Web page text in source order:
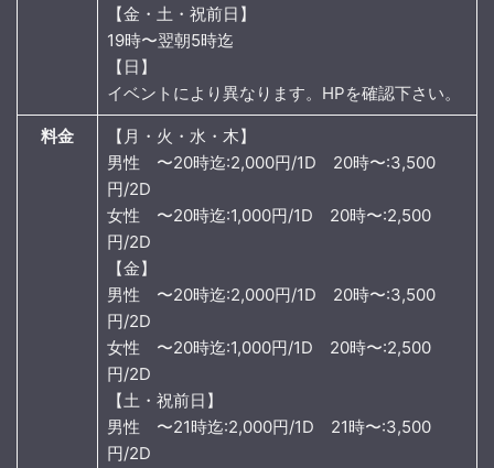
【金・土・祝前日】
19時〜翌朝5時迄
【日】
イベントにより異なります。HPを確認下さい。
料金
【月・火・水・木】
男性 〜20時迄:2,000円/1D 20時〜:3,500
円/2D
女性 〜20時迄:1,000円/1D 20時〜:2,500
円/2D
【金】
男性 〜20時迄:2,000円/1D 20時〜:3,500
円/2D
女性 〜20時迄:1,000円/1D 20時〜:2,500
円/2D
【土・祝前日】
男性 〜21時迄:2,000円/1D 21時〜:3,500
円/2D